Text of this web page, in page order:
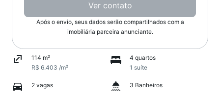
Ver contato
Após o envio, seus dados serão compartilhados com a
imobiliária parceira anunciante.
114 m²
R$ 6.403 /m²
4 quartos
1 suíte
2 vagas 3 Banheiros